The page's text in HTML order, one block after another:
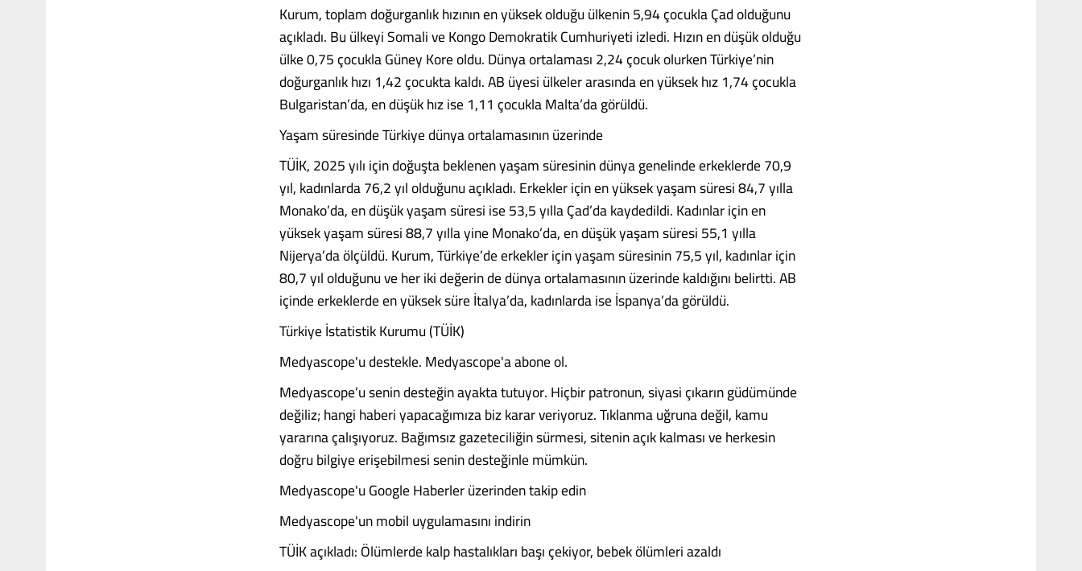
Kurum, toplam doğurganlık hızının en yüksek olduğu ülkenin 5,94 çocukla Çad olduğunu
açıkladı. Bu ülkeyi Somali ve Kongo Demokratik Cumhuriyeti izledi. Hızın en düşük olduğu
ülke 0,75 çocukla Güney Kore oldu. Dünya ortalaması 2,24 çocuk olurken Türkiye’nin
doğurganlık hızı 1,42 çocukta kaldı. AB üyesi ülkeler arasında en yüksek hız 1,74 çocukla
Bulgaristan’da, en düşük hız ise 1,11 çocukla Malta’da görüldü.
Yaşam süresinde Türkiye dünya ortalamasının üzerinde
TÜİK, 2025 yılı için doğuşta beklenen yaşam süresinin dünya genelinde erkeklerde 70,9
yıl, kadınlarda 76,2 yıl olduğunu açıkladı. Erkekler için en yüksek yaşam süresi 84,7 yılla
Monako’da, en düşük yaşam süresi ise 53,5 yılla Çad’da kaydedildi. Kadınlar için en
yüksek yaşam süresi 88,7 yılla yine Monako’da, en düşük yaşam süresi 55,1 yılla
Nijerya’da ölçüldü. Kurum, Türkiye’de erkekler için yaşam süresinin 75,5 yıl, kadınlar için
80,7 yıl olduğunu ve her iki değerin de dünya ortalamasının üzerinde kaldığını belirtti. AB
içinde erkeklerde en yüksek süre İtalya’da, kadınlarda ise İspanya’da görüldü.
Türkiye İstatistik Kurumu (TÜİK)
Medyascope'u destekle. Medyascope'a abone ol.
Medyascope’u senin desteğin ayakta tutuyor. Hiçbir patronun, siyasi çıkarın güdümünde
değiliz; hangi haberi yapacağımıza biz karar veriyoruz. Tıklanma uğruna değil, kamu
yararına çalışıyoruz. Bağımsız gazeteciliğin sürmesi, sitenin açık kalması ve herkesin
doğru bilgiye erişebilmesi senin desteğinle mümkün.
Medyascope'u Google Haberler üzerinden takip edin
Medyascope'un mobil uygulamasını indirin
TÜİK açıkladı: Ölümlerde kalp hastalıkları başı çekiyor, bebek ölümleri azaldı